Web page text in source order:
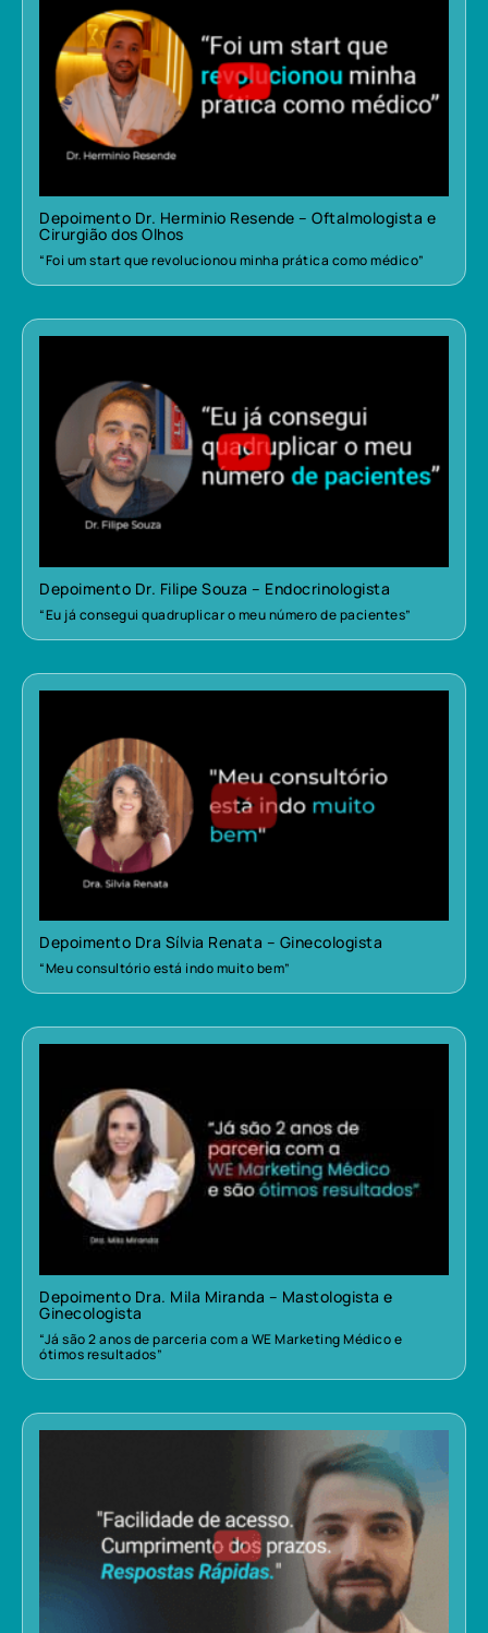
Depoimento Dr. Herminio Resende – Oftalmologista e
Cirurgião dos Olhos
“Foi um start que revolucionou minha prática como médico”
Depoimento Dr. Filipe Souza – Endocrinologista
“Eu já consegui quadruplicar o meu número de pacientes”
Depoimento Dra Sílvia Renata – Ginecologista
“Meu consultório está indo muito bem”
Depoimento Dra. Mila Miranda – Mastologista e
Ginecologista
“Já são 2 anos de parceria com a WE Marketing Médico e
ótimos resultados”